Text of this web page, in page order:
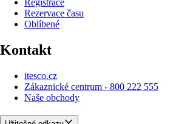
Registrace
Rezervace času
Oblíbené
Kontakt
itesco.cz
Zákaznické centrum - 800 222 555
Naše obchody